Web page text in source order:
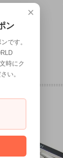
×
ン
です。
時にク
い。